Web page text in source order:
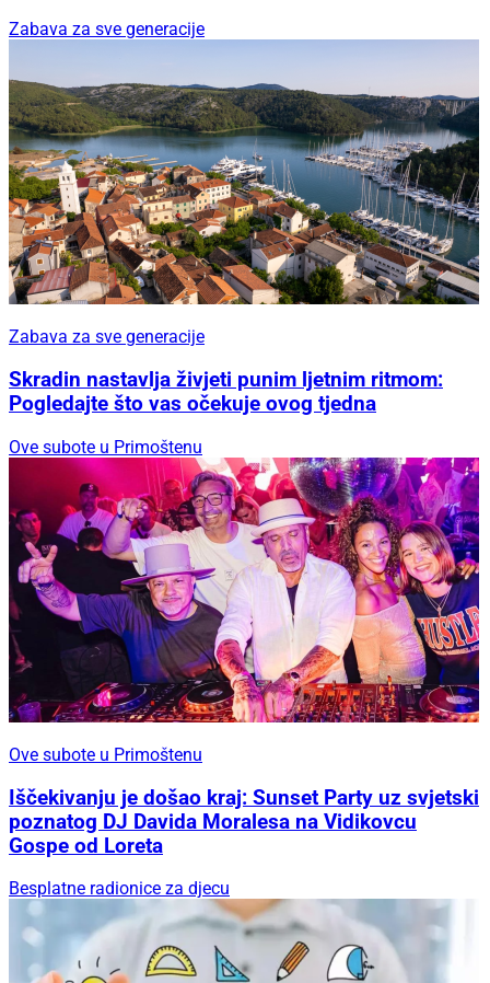
Zabava za sve generacije
Zabava za sve generacije
Skradin nastavlja živjeti punim ljetnim ritmom:
Pogledajte što vas očekuje ovog tjedna
Ove subote u Primoštenu
Ove subote u Primoštenu
Iščekivanju je došao kraj: Sunset Party uz svjetski
poznatog DJ Davida Moralesa na Vidikovcu
Gospe od Loreta
Besplatne radionice za djecu